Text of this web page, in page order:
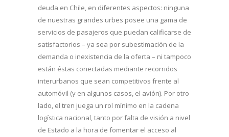
deuda en Chile, en diferentes aspectos: ninguna
de nuestras grandes urbes posee una gama de
servicios de pasajeros que puedan calificarse de
satisfactorios – ya sea por subestimación de la
demanda o inexistencia de la oferta – ni tampoco
están éstas conectadas mediante recorridos
interurbanos que sean competitivos frente al
automóvil (y en algunos casos, el avión). Por otro
lado, el tren juega un rol mínimo en la cadena
logística nacional, tanto por falta de visión a nivel
de Estado a la hora de fomentar el acceso al